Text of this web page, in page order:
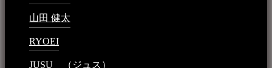
山田 健太
RYOEI
JUSU （ジュス）